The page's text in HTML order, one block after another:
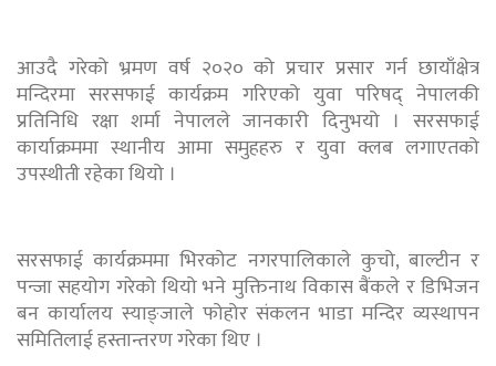
आउदै गरेको भ्रमण वर्ष २०२० को प्रचार प्रसार गर्न छायाँक्षेत्र
मन्दिरमा सरसफाई कार्यक्रम गरिएको युवा परिषद् नेपालकी
प्रतिनिधि रक्षा शर्मा नेपालले जानकारी दिनुभयो । सरसफाई
कार्याक्रममा स्थानीय आमा समुहहरु र युवा क्लब लगाएतको
उपस्थीती रहेका थियो ।
सरसफाई कार्यक्रममा भिरकोट नगरपालिकाले कुचो, बाल्टीन र
पन्जा सहयोग गरेको थियो भने मुक्तिनाथ विकास बैंकले र डिभिजन
बन कार्यालय स्याङ्जाले फोहोर संकलन भाडा मन्दिर व्यस्थापन
समितिलाई हस्तान्तरण गरेका थिए ।